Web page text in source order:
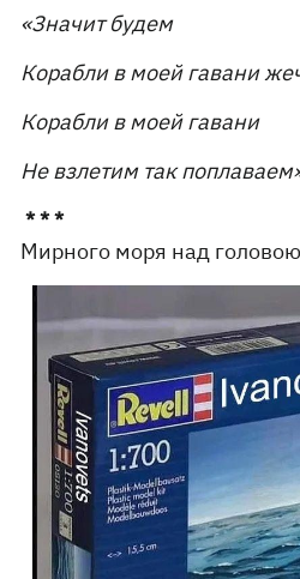
«Значит будем
Корабли в моей гавани
Корабли в моей гавани
Не взлетим так
* * *
Мирного моря над